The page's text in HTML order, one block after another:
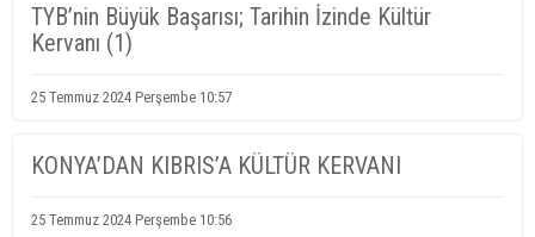
TYB’nin Büyük Başarısı; Tarihin İzinde Kültür
Kervanı (1)
25 Temmuz 2024 Perşembe 10:57
KONYA’DAN KIBRIS’A KÜLTÜR KERVANI
25 Temmuz 2024 Perşembe 10:56